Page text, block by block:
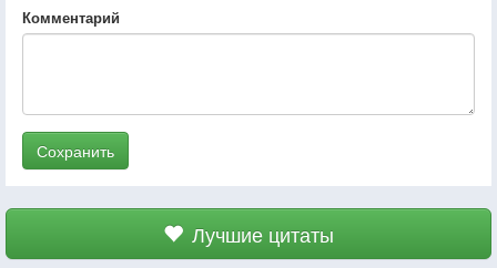
Комментарий
Сохранить
Лучшие цитаты